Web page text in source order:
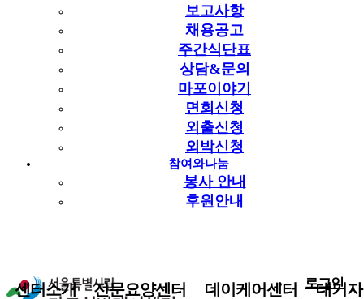
보고사항
채용공고
주간식단표
상담&문의
마포이야기
면회신청
외출신청
외박신청
참여와나눔
봉사 안내
후원안내
로그인
센터소개 전문요양센터 데이케어센터 대기